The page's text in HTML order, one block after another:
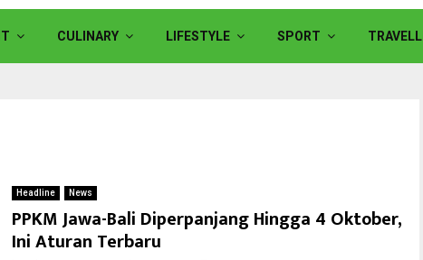
IT CULINARY LIFESTYLE SPORT
Headline News
PPKM Jawa-Bali Diperpanjang Hingga 4 Oktober,
Ini Aturan Terbaru